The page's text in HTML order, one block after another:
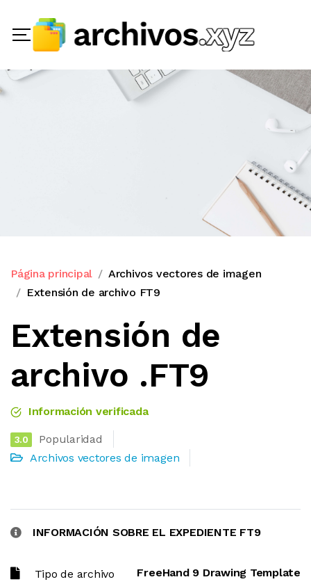
Página principal
Archivos vectores de imagen
Extensión de archivo FT9
Extensión de
archivo .FT9
Información verificada
3.0
Popularidad
Archivos vectores de imagen
INFORMACIÓN SOBRE EL EXPEDIENTE FT9
Tipo de archivo FreeHand 9 Drawing Template